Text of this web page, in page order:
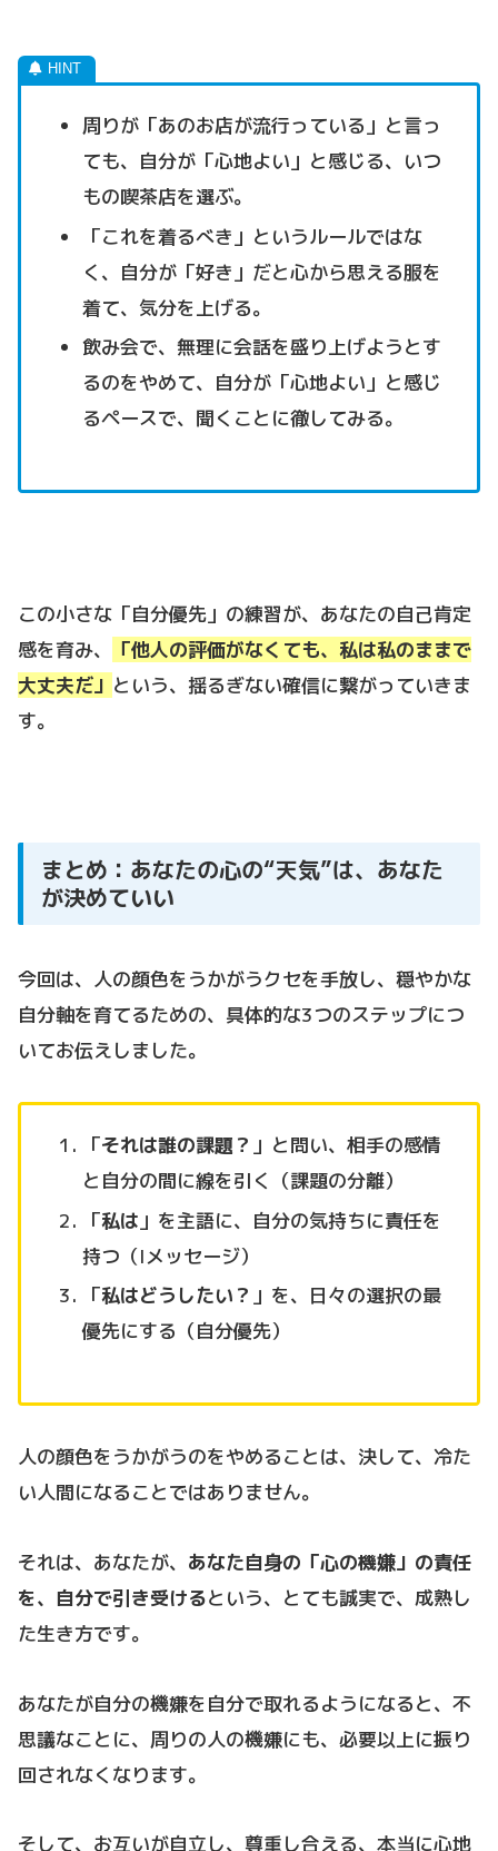
周りが「あのお店が流行っている」と言っ
ても、自分が「心地よい」と感じる、いつ
もの喫茶店を選ぶ。
「これを着るべき」というルールではな
く、自分が「好き」だと心から思える服を
着て、気分を上げる。
飲み会で、無理に会話を盛り上げようとす
るのをやめて、自分が「心地よい」と感じ
るペースで、聞くことに徹してみる。
この小さな「自分優先」の練習が、あなたの自己肯定
感を育み、
「他人の評価がなくても、私は私のままで
大丈夫だ」 という、揺るぎない確信に繋がっていきま
す。
まとめ：あなたの心の“天気”は、あなた
が決めていい
今回は、人の顔色をうかがうクセを手放し、穏やかな
自分軸を育てるための、具体的な3つのステップにつ
いてお伝えしました。
「それは誰の課題？ 」と問い、相手の感情
と自分の間に線を引く（課題の分離）
「私は 」を主語に、自分の気持ちに責任を
持つ（Iメッセージ）
「私はどうしたい？ 」を、日々の選択の最
優先にする（自分優先）
人の顔色をうかがうのをやめることは、決して、冷た
い人間になることではありません。
それは、あなたが、 あなた自身の「心の機嫌」の責任
を、自分で引き受けるという、とても誠実で、成熟し
た生き方です。
あなたが自分の機嫌を自分で取れるようになると、不
思議なことに、周りの人の機嫌にも、必要以上に振り
回されなくなります。
そして、お互いが自立し、尊重し合える、本当に心地